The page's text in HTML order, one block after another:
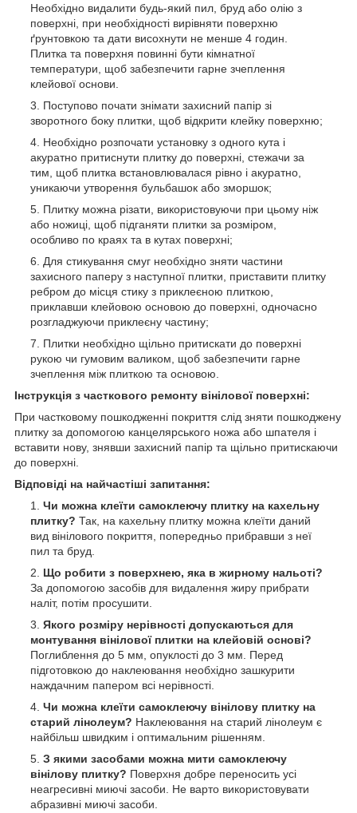
Необхідно видалити будь-який пил, бруд або олію з
поверхні, при необхідності вирівняти поверхню
ґрунтовкою та дати висохнути не менше 4 годин.
Плитка та поверхня повинні бути кімнатної
температури, щоб забезпечити гарне зчеплення
клейової основи.
Поступово почати знімати захисний папір зі
зворотного боку плитки, щоб відкрити клейку поверхню;
Необхідно розпочати установку з одного кута і
акуратно притиснути плитку до поверхні, стежачи за
тим, щоб плитка встановлювалася рівно і акуратно,
уникаючи утворення бульбашок або зморшок;
Плитку можна різати, використовуючи при цьому ніж
або ножиці, щоб підганяти плитки за розміром,
особливо по краях та в кутах поверхні;
Для стикування смуг необхідно зняти частини
захисного паперу з наступної плитки, приставити плитку
ребром до місця стику з приклеєною плиткою,
приклавши клейовою основою до поверхні, одночасно
розгладжуючи приклеєну частину;
Плитки необхідно щільно притискати до поверхні
рукою чи гумовим валиком, щоб забезпечити гарне
зчеплення між плиткою та основою.
Інструкція з часткового ремонту вінілової поверхні:
При частковому пошкодженні покриття слід зняти пошкоджену
плитку за допомогою канцелярського ножа або шпателя і
вставити нову, знявши захисний папір та щільно притискаючи
до поверхні.
Відповіді на найчастіші запитання:
Чи можна клеїти самоклеючу плитку на кахельну
плитку? Так, на кахельну плитку можна клеїти даний
вид вінілового покриття, попередньо прибравши з неї
пил та бруд.
Що робити з поверхнею, яка в жирному нальоті?
За допомогою засобів для видалення жиру прибрати
наліт, потім просушити.
Якого розміру нерівності допускаються для
монтування вінілової плитки на клейовій основі?
Поглиблення до 5 мм, опуклості до 3 мм. Перед
підготовкою до наклеювання необхідно зашкурити
наждачним папером всі нерівності.
Чи можна клеїти самоклеючу вінілову плитку на
старий лінолеум? Наклеювання на старий лінолеум є
найбільш швидким і оптимальним рішенням.
З якими засобами можна мити самоклеючу
вінілову плитку? Поверхня добре переносить усі
неагресивні миючі засоби. Не варто використовувати
абразивні миючі засоби.